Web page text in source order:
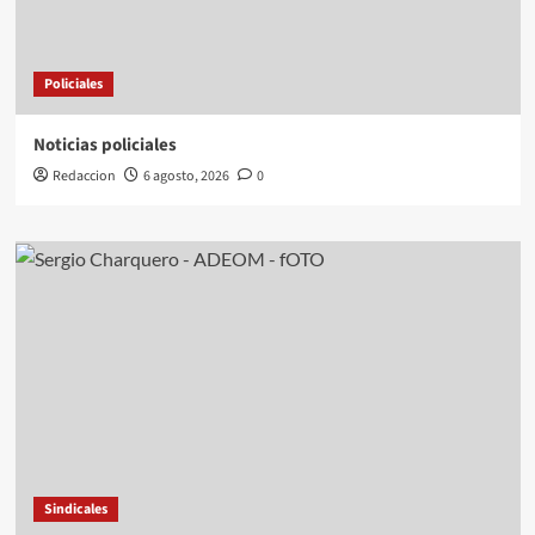
Policiales
Noticias policiales
Redaccion 6 agosto, 2026 0
Sindicales